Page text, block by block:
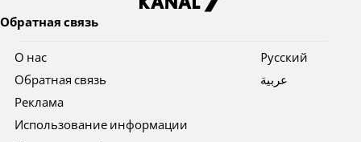
Обратная связь
О нас
Обратная связь
Реклама
Использование информации
Pусский
عربية